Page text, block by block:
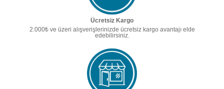
Ücretsiz Kargo
2.000₺ ve üzeri alışverişlerinizde ücretsiz kargo avantajı elde
edebilirsiniz.